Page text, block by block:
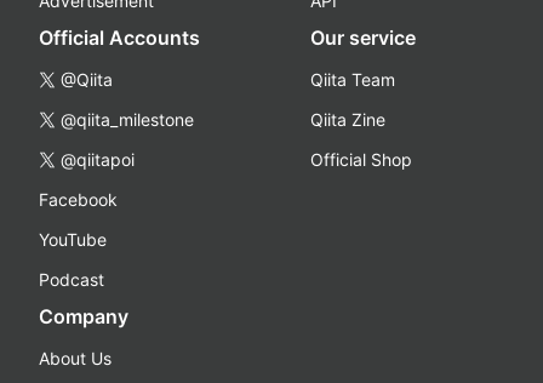
Official Accounts
@Qiita
@qiita_milestone
@qiitapoi
Facebook
YouTube
Podcast
Our service
Qiita Team
Qiita Zine
Official Shop
Company
About Us